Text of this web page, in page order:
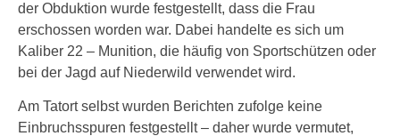
der Obduktion wurde festgestellt, dass die Frau
erschossen worden war. Dabei handelte es sich um
Kaliber 22 – Munition, die häufig von Sportschützen oder
bei der Jagd auf Niederwild verwendet wird.
Am Tatort selbst wurden Berichten zufolge keine
Einbruchsspuren festgestellt – daher wurde vermutet,